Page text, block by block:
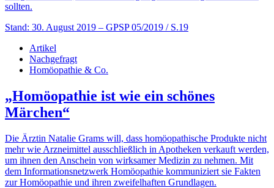
sollten.
Stand: 30. August 2019 – GPSP 05/2019 / S.19
Artikel
Nachgefragt
Homöopathie & Co.
„Homöopathie ist wie ein schönes
Märchen“
Die Ärztin Natalie Grams will, dass homöopathische Produkte nicht
mehr wie Arzneimittel ausschließlich in Apotheken verkauft werden,
um ihnen den Anschein von wirksamer Medizin zu nehmen. Mit
dem Informationsnetzwerk Homöopathie kommuniziert sie Fakten
zur Homöopathie und ihren zweifelhaften Grundlagen.